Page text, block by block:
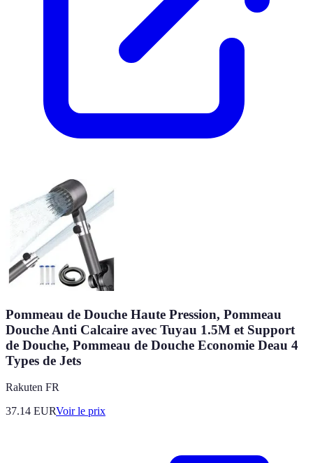
Pommeau de Douche Haute Pression, Pommeau
Douche Anti Calcaire avec Tuyau 1.5M et Support
de Douche, Pommeau de Douche Economie Deau 4
Types de Jets
Rakuten FR
37.14 EURVoir le prix